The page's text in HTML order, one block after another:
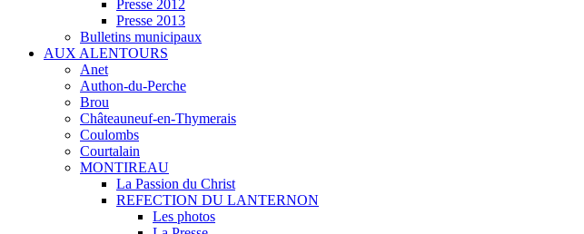
Presse 2012
Presse 2013
Bulletins municipaux
AUX ALENTOURS
Anet
Authon-du-Perche
Brou
Châteauneuf-en-Thymerais
Coulombs
Courtalain
MONTIREAU
La Passion du Christ
REFECTION DU LANTERNON
Les photos